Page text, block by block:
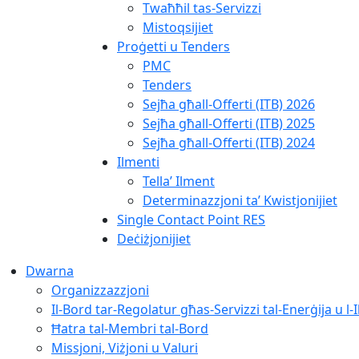
Twaħħil tas-Servizzi
Mistoqsijiet
Proġetti u Tenders
PMC
Tenders
Sejħa għall-Offerti (ITB) 2026
Sejħa għall-Offerti (ITB) 2025
Sejħa għall-Offerti (ITB) 2024
Ilmenti
Tella’ Ilment
Determinazzjoni ta’ Kwistjonijiet
Single Contact Point RES
Deċiżjonijiet
Dwarna
Organizzazzjoni
Il-Bord tar-Regolatur għas-Servizzi tal-Enerġija u l-
Ħatra tal-Membri tal-Bord
Missjoni, Viżjoni u Valuri